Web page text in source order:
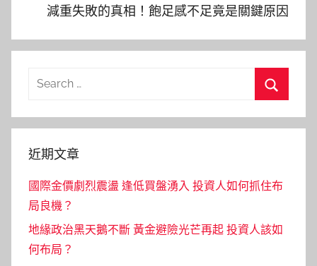
減重失敗的真相！飽足感不足竟是關鍵原因
Search
近期文章
國際金價劇烈震盪 逢低買盤湧入 投資人如何抓住布
局良機？
地緣政治黑天鵝不斷 黃金避險光芒再起 投資人該如
何布局？